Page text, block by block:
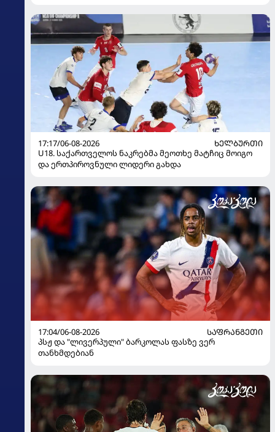
17:17/06-08-2026
ᲮᲔᲚᲑᲣᲠᲗᲘ
U18. საქართველოს ნაკრებმა მეოთხე მატჩიც მოიგო
და ერთპიროვნული ლიდერი გახდა
17:04/06-08-2026
ᲡᲐᲤᲠᲐᲜᲒᲔᲗᲘ
პსჟ და "ლივერპული" ბარკოლას ფასზე ვერ
თანხმდებიან